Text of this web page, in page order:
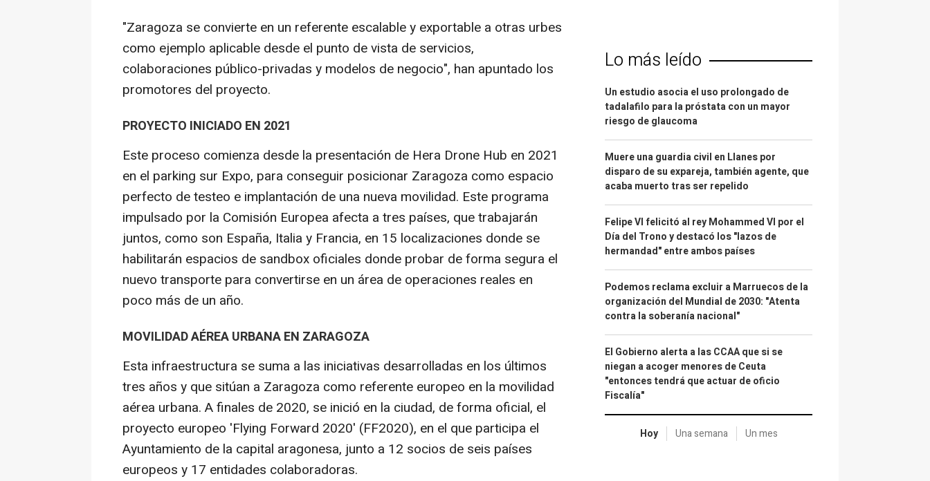
"Zaragoza se convierte en un referente escalable y exportable a otras urbes
como ejemplo aplicable desde el punto de vista de servicios,
colaboraciones público-privadas y modelos de negocio", han apuntado los
promotores del proyecto.
PROYECTO INICIADO EN 2021
Este proceso comienza desde la presentación de Hera Drone Hub en 2021
en el parking sur Expo, para conseguir posicionar Zaragoza como espacio
perfecto de testeo e implantación de una nueva movilidad. Este programa
impulsado por la Comisión Europea afecta a tres países, que trabajarán
juntos, como son España, Italia y Francia, en 15 localizaciones donde se
habilitarán espacios de sandbox oficiales donde probar de forma segura el
nuevo transporte para convertirse en un área de operaciones reales en
poco más de un año.
MOVILIDAD AÉREA URBANA EN ZARAGOZA
Esta infraestructura se suma a las iniciativas desarrolladas en los últimos
tres años y que sitúan a Zaragoza como referente europeo en la movilidad
aérea urbana. A finales de 2020, se inició en la ciudad, de forma oficial, el
proyecto europeo 'Flying Forward 2020' (FF2020), en el que participa el
Ayuntamiento de la capital aragonesa, junto a 12 socios de seis países
europeos y 17 entidades colaboradoras.
Lo más leído
Un estudio asocia el uso prolongado de
tadalafilo para la próstata con un mayor
riesgo de glaucoma
Muere una guardia civil en Llanes por
disparo de su expareja, también agente, que
acaba muerto tras ser repelido
Felipe VI felicitó al rey Mohammed VI por el
Día del Trono y destacó los "lazos de
hermandad" entre ambos países
Podemos reclama excluir a Marruecos de la
organización del Mundial de 2030: "Atenta
contra la soberanía nacional"
El Gobierno alerta a las CCAA que si se
niegan a acoger menores de Ceuta
"entonces tendrá que actuar de oficio
Fiscalía"
Hoy Una semana Un mes